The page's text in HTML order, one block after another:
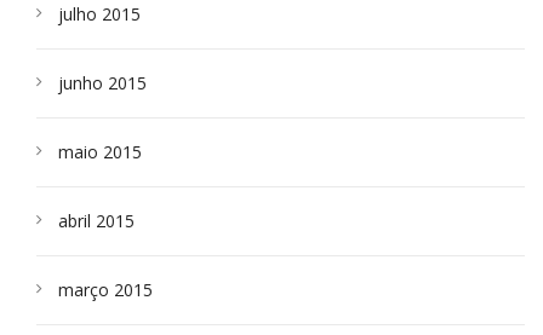
julho 2015
junho 2015
maio 2015
abril 2015
março 2015